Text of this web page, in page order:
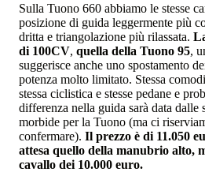
Sulla Tuono 660 abbiamo le stesse
posizione di guida leggermente più
dritta e triangolazione più rilassata.
di 100CV, quella della Tuono 95,
suggerisce anche uno spostamento
potenza molto limitato. Stessa
stessa ciclistica e stesse pedane e
differenza nella guida sarà data dalle
morbide per la Tuono (ma ci
confermare). Il prezzo è di 11.050
attesa quello della manubrio alto,
cavallo dei 10.000 euro.